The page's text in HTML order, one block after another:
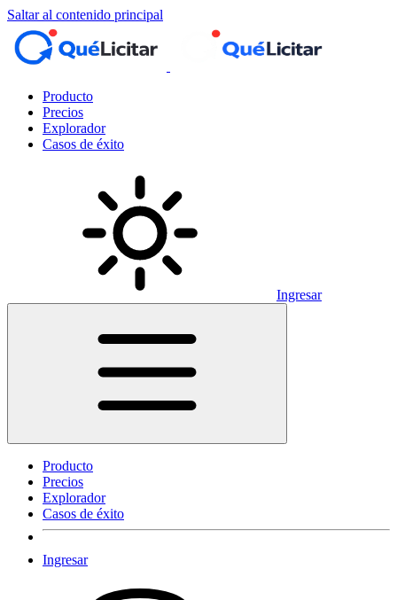
Saltar al contenido principal
Producto
Precios
Explorador
Casos de éxito
Ingresar
Producto
Precios
Explorador
Casos de éxito
Ingresar